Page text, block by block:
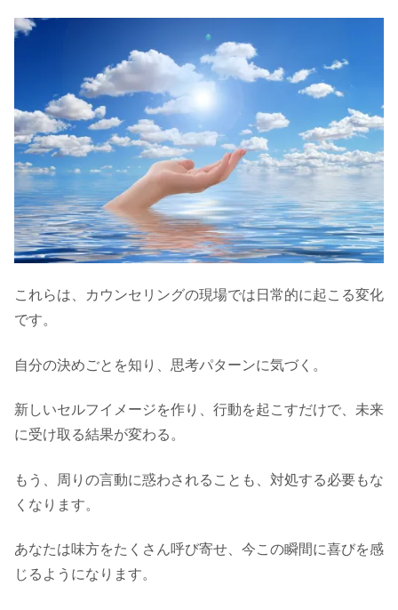
これらは、カウンセリングの現場では日常的に起こる変化
です。
自分の決めごとを知り、思考パターンに気づく。
新しいセルフイメージを作り、行動を起こすだけで、未来
に受け取る結果が変わる。
もう、周りの言動に惑わされることも、対処する必要もな
くなります。
あなたは味方をたくさん呼び寄せ、今この瞬間に喜びを感
じるようになります。